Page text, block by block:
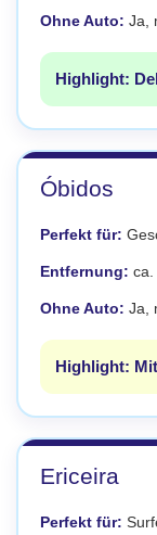
Ohne Auto: Ja,
Highlight:
Óbidos
Perfekt für:
Entfernung: ca.
Ohne Auto: Ja,
Highlight:
Ericeira
Perfekt für: